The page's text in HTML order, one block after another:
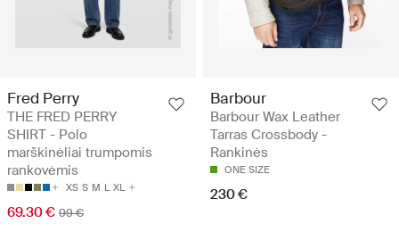
Fred Perry
THE FRED PERRY
SHIRT - Polo
marškinėliai trumpomis
rankovėmis
XS S M L XL
69.30 € 99 €
Barbour
Barbour Wax Leather
Tarras Crossbody -
Rankinės
ONE SIZE
230 €